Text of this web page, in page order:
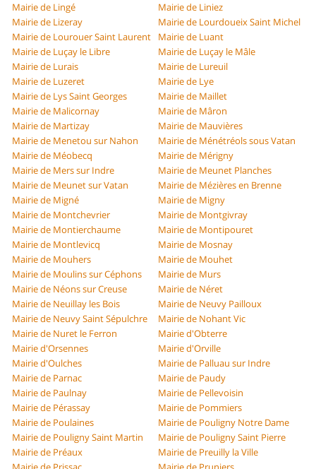
Mairie de Lingé
Mairie de Liniez
Mairie de Lizeray
Mairie de Lourdoueix Saint Michel
Mairie de Lourouer Saint Laurent
Mairie de Luant
Mairie de Luçay le Libre
Mairie de Luçay le Mâle
Mairie de Lurais
Mairie de Lureuil
Mairie de Luzeret
Mairie de Lye
Mairie de Lys Saint Georges
Mairie de Maillet
Mairie de Malicornay
Mairie de Mâron
Mairie de Martizay
Mairie de Mauvières
Mairie de Menetou sur Nahon
Mairie de Ménétréols sous Vatan
Mairie de Méobecq
Mairie de Mérigny
Mairie de Mers sur Indre
Mairie de Meunet Planches
Mairie de Meunet sur Vatan
Mairie de Mézières en Brenne
Mairie de Migné
Mairie de Migny
Mairie de Montchevrier
Mairie de Montgivray
Mairie de Montierchaume
Mairie de Montipouret
Mairie de Montlevicq
Mairie de Mosnay
Mairie de Mouhers
Mairie de Mouhet
Mairie de Moulins sur Céphons
Mairie de Murs
Mairie de Néons sur Creuse
Mairie de Néret
Mairie de Neuillay les Bois
Mairie de Neuvy Pailloux
Mairie de Neuvy Saint Sépulchre
Mairie de Nohant Vic
Mairie de Nuret le Ferron
Mairie d'Obterre
Mairie d'Orsennes
Mairie d'Orville
Mairie d'Oulches
Mairie de Palluau sur Indre
Mairie de Parnac
Mairie de Paudy
Mairie de Paulnay
Mairie de Pellevoisin
Mairie de Pérassay
Mairie de Pommiers
Mairie de Poulaines
Mairie de Pouligny Notre Dame
Mairie de Pouligny Saint Martin
Mairie de Pouligny Saint Pierre
Mairie de Préaux
Mairie de Preuilly la Ville